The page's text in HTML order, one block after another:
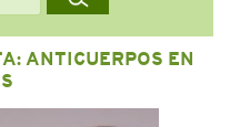
ANTICUERPOS EN